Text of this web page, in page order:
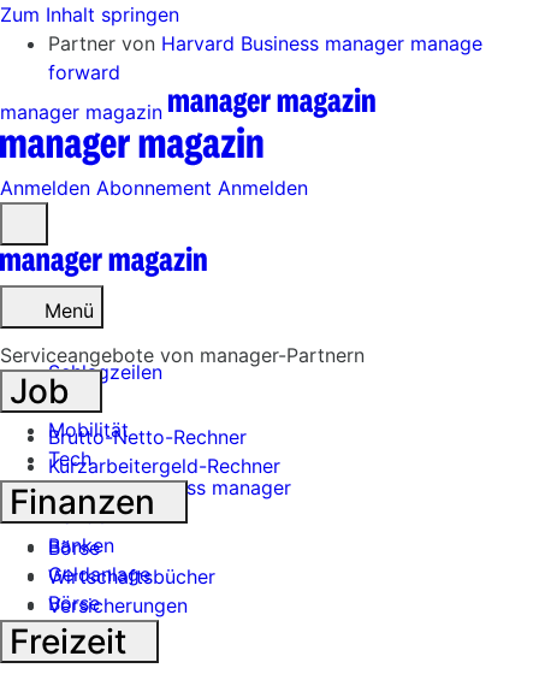
Zum Inhalt springen
Partner von Harvard Business manager manage
forward
manager magazin
Anmelden Abonnement Anmelden
öffnen
Menü
Schlagzeilen
Mobilität
Tech
Harvard Business manager
Handel
Banken
Geldanlage
Börse
Industrie
Serviceangebote von manager-Partnern
Job
Brutto-Netto-Rechner
Kurzarbeitergeld-Rechner
Finanzen
Börse
Wirtschaftsbücher
Versicherungen
Freizeit